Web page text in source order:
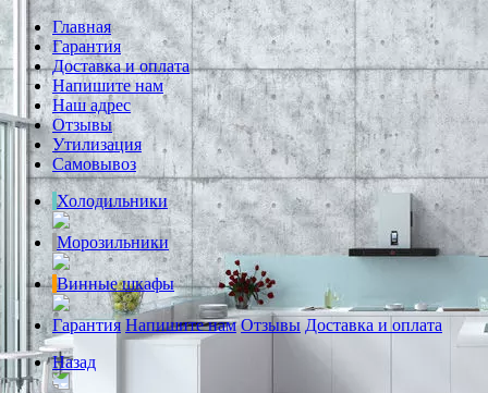
Главная
Гарантия
Доставка и оплата
Напишите нам
Наш адрес
Отзывы
Утилизация
Самовывоз
Холодильники
Морозильники
Винные шкафы
Гарантия Напишите нам Отзывы Доставка и оплата
Назад